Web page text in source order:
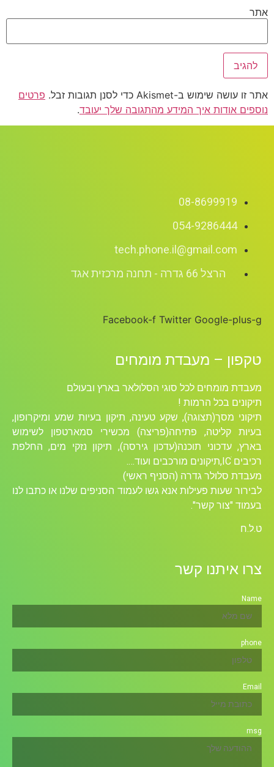
אתר
אתר זו עושה שימוש ב-Akismet כדי לסנן תגובות זבל.
פרטים
נוספים אודות איך המידע מהתגובה שלך יעובד.
08-8699919
054-9286444
tech.phone.il@gmail.com
הרצל 66 גדרה - תחנה מרכזית אגד
Facebook-f Twitter Google-plus-g
טקפון – מעבדת מומחים
מעבדת מומחים לכל סוגי הסלולאר בארץ ובעולם
תיקונים בכל הרמות !
תיקוני מסך(תצוגה), שקע טעינה, תיקון בעיות שמע ומיקרופון,
בעיות קליטה, פתיחה(פריצה) מכשירי סמארטפון לשימוש
בארץ, עדכוני תוכנה(עדכון גירסה), תיקון נזקי מים, החלפת
רכיבים ICׁ,תיקונים מורכבים ועוד….
מעבדת סלולר גדרה (הסניף ראשי)
לבירור שעות פעילות אנא גשו לעמוד הסניפים שלנו או כתבו לנו
בעמוד "צור קשר".
ט.ל.ח
צרו איתנו קשר
Name
phone
Email
msg